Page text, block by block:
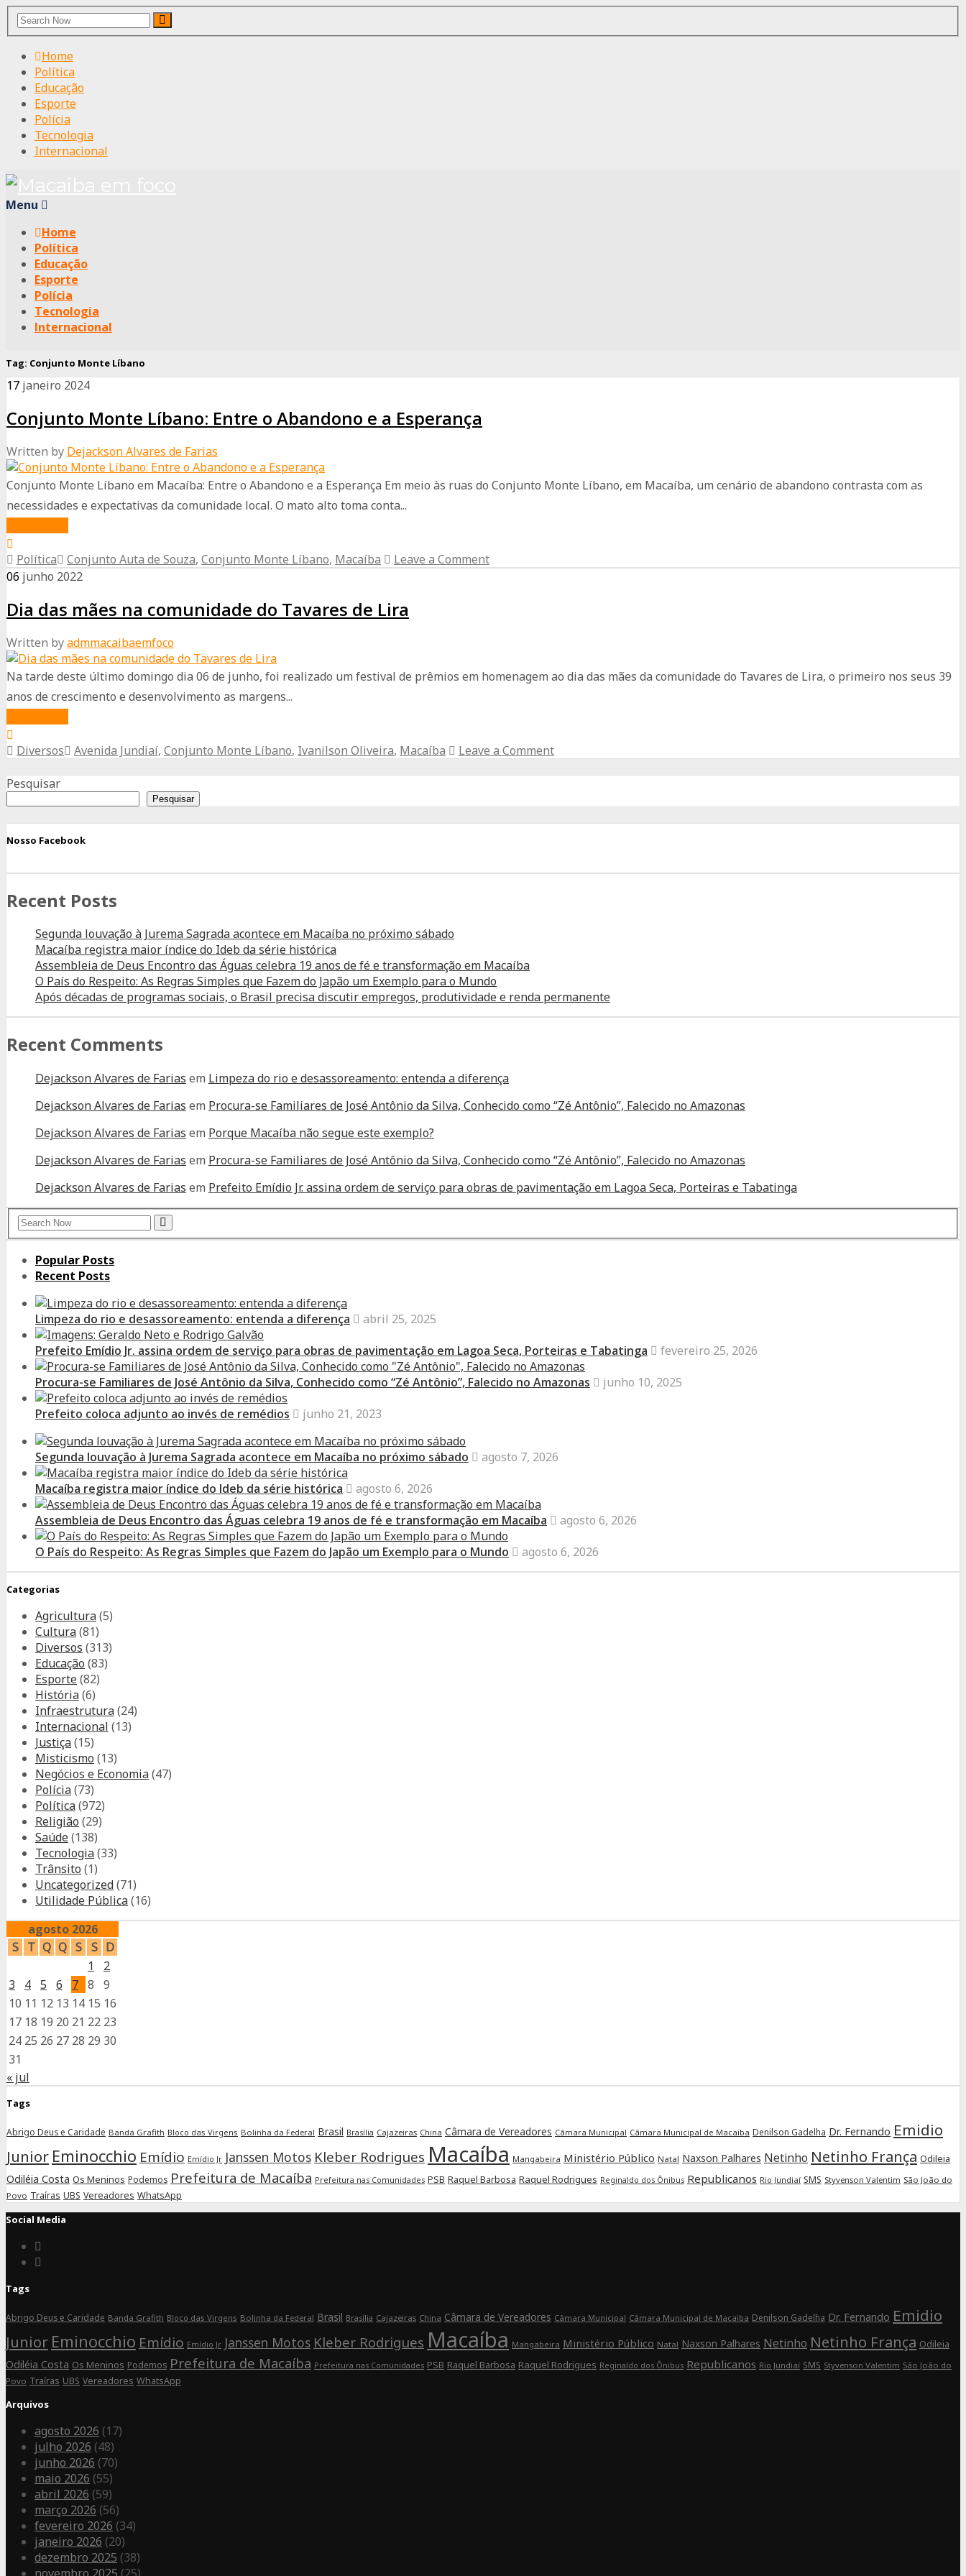
Search
for:
Search
Home
Política
Educação
Esporte
Polícia
Tecnologia
Internacional
Menu
Home
Política
Educação
Esporte
Polícia
Tecnologia
Internacional
Tag: Conjunto Monte Líbano
17 janeiro 2024
Conjunto Monte Líbano: Entre o Abandono e a Esperança
Written by Dejackson Alvares de Farias
Conjunto Monte Líbano em Macaíba: Entre o Abandono e a Esperança Em meio às ruas do Conjunto Monte Líbano, em Macaíba, um cenário de abandono contrasta com as
necessidades e expectativas da comunidade local. O mato alto toma conta...
Monte
Líbano:
Entre
Abandono
e
a
Esperança
Política Conjunto Auta de Souza, Conjunto Monte Líbano, Macaíba
Leave a Comment
06 junho 2022
Dia das mães na comunidade do Tavares de Lira
Written byadmmacaibaemfoco
Na tarde deste último domingo dia 06 de junho, foi realizado um festival de prêmios em homenagem ao dia das mães da comunidade do Tavares de Lira, o primeiro nos seus 39
anos de crescimento e desenvolvimento as margens...
das
mães
na
do
de
Lira
Diversos Avenida Jundiaí, Conjunto Monte Líbano, Ivanilson Oliveira, Macaíba
Leave a Comment
Pesquisar
Pesquisar
Nosso Facebook
Recent Posts
Segunda louvação à Jurema Sagrada acontece em Macaíba no próximo sábado
Macaíba registra maior índice do Ideb da série histórica
Assembleia de Deus Encontro das Águas celebra 19 anos de fé e transformação em Macaíba
O País do Respeito: As Regras Simples que Fazem do Japão um Exemplo para o Mundo
Após décadas de programas sociais, o Brasil precisa discutir empregos, produtividade e renda permanente
Recent Comments
Dejackson Alvares de Farias em Limpeza do rio e desassoreamento: entenda a diferença
Dejackson Alvares de Farias em Procura-se Familiares de José Antônio da Silva, Conhecido como “Zé Antônio”, Falecido no Amazonas
Dejackson Alvares de Farias em Porque Macaíba não segue este exemplo?
Dejackson Alvares de Farias em Procura-se Familiares de José Antônio da Silva, Conhecido como “Zé Antônio”, Falecido no Amazonas
Dejackson Alvares de Farias em Prefeito Emídio Jr. assina ordem de serviço para obras de pavimentação em Lagoa Seca, Porteiras e Tabatinga
Search
for:
Search
Popular Posts
Recent Posts
Limpeza do rio e desassoreamento: entenda a diferença
abril 25, 2025
Prefeito Emídio Jr. assina ordem de serviço para obras de pavimentação em Lagoa Seca, Porteiras e Tabatinga
fevereiro 25, 2026
Procura-se Familiares de José Antônio da Silva, Conhecido como “Zé Antônio”, Falecido no Amazonas
junho 10, 2025
Prefeito coloca adjunto ao invés de remédios
junho 21, 2023
Segunda louvação à Jurema Sagrada acontece em Macaíba no próximo sábado
agosto 7, 2026
Macaíba registra maior índice do Ideb da série histórica
agosto 6, 2026
Assembleia de Deus Encontro das Águas celebra 19 anos de fé e transformação em Macaíba
agosto 6, 2026
O País do Respeito: As Regras Simples que Fazem do Japão um Exemplo para o Mundo
agosto 6, 2026
Categorias
Agricultura(5)
Cultura(81)
Diversos (313)
Educação (83)
Esporte(82)
História(6)
Infraestrutura(24)
Internacional (13)
Justiça(15)
Misticismo (13)
Negócios e Economia(47)
Polícia(73)
Política(972)
Religião (29)
Saúde(138)
Tecnologia(33)
Trânsito (1)
Uncategorized(71)
Utilidade Pública(16)
agosto 2026
S
T Q Q S S D
1
2
3
4 5 6 7 8
9
10 11 12 13 14 15 16
17 18 19 20 21 22 23
24 25 26 27 28 29 30
31
« jul
Tags
Abrigo Deus e Caridade Banda Grafith Bloco das Virgens Bolinha da Federal Brasil Brasília Cajazeiras China Câmara de Vereadores Câmara Municipal Câmara Municipal de Macaiba Denilson Gadelha Dr. Fernando Emidio
Junior Eminocchio Emídio Emídio Jr Janssen Motos Kleber Rodrigues Macaíba Mangabeira Ministério Público Natal Naxson Palhares Netinho Netinho França Odileia
Odiléia Costa Os Meninos Podemos Prefeitura de Macaíba Prefeitura nas Comunidades PSB Raquel Barbosa Raquel Rodrigues Reginaldo dos Ônibus Republicanos Rio Jundiaí SMS Styvenson Valentim São João do
Povo Traíras UBS Vereadores WhatsApp
Social Media
Connect
on
Connect
Tags
Abrigo Deus e Caridade Banda Grafith Bloco das Virgens Bolinha da Federal Brasil Brasília Cajazeiras China Câmara de Vereadores Câmara Municipal Câmara Municipal de Macaiba Denilson Gadelha Dr. Fernando Emidio
Junior Eminocchio Emídio Emídio Jr Janssen Motos Kleber Rodrigues Macaíba Mangabeira Ministério Público Natal Naxson Palhares Netinho Netinho França Odileia
Odiléia Costa Os Meninos Podemos Prefeitura de Macaíba Prefeitura nas Comunidades PSB Raquel Barbosa Raquel Rodrigues Reginaldo dos Ônibus Republicanos Rio Jundiaí SMS Styvenson Valentim São João do
Povo Traíras UBS Vereadores WhatsApp
Arquivos
agosto 2026 (17)
julho 2026 (48)
junho 2026 (70)
maio 2026 (55)
abril 2026 (59)
março 2026 (56)
fevereiro 2026 (34)
janeiro 2026 (20)
dezembro 2025 (38)